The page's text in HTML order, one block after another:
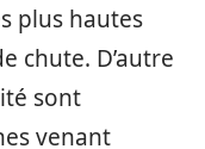
plus hautes
chute. D’autre
sont
venant